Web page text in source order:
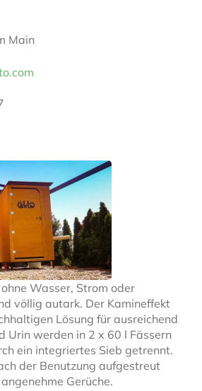
Main
Wasser, Strom oder
völlig autark. Der Kamineffekt
Lösung für ausreichend
Urin werden in 2 x 60 l Fässern
ein integriertes Sieb getrennt.
der Benutzung aufgestreut
Gerüche.